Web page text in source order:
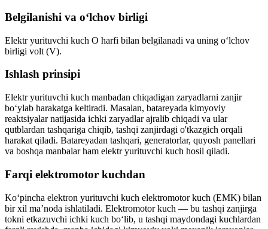
Belgilanishi va o‘lchov birligi
Elektr yurituvchi kuch O harfi bilan belgilanadi va uning o‘lchov
birligi volt (V).
Ishlash prinsipi
Elektr yurituvchi kuch manbadan chiqadigan zaryadlarni zanjir
bo‘ylab harakatga keltiradi. Masalan, batareyada kimyoviy
reaktsiyalar natijasida ichki zaryadlar ajralib chiqadi va ular
qutblardan tashqariga chiqib, tashqi zanjirdagi o'tkazgich orqali
harakat qiladi. Batareyadan tashqari, generatorlar, quyosh panellari
va boshqa manbalar ham elektr yurituvchi kuch hosil qiladi.
Farqi elektromotor kuchdan
Ko‘pincha elektron yurituvchi kuch elektromotor kuch (EMK) bilan
bir xil ma’noda ishlatiladi. Elektromotor kuch — bu tashqi zanjirga
tokni etkazuvchi ichki kuch bo‘lib, u tashqi maydondagi kuchlardan